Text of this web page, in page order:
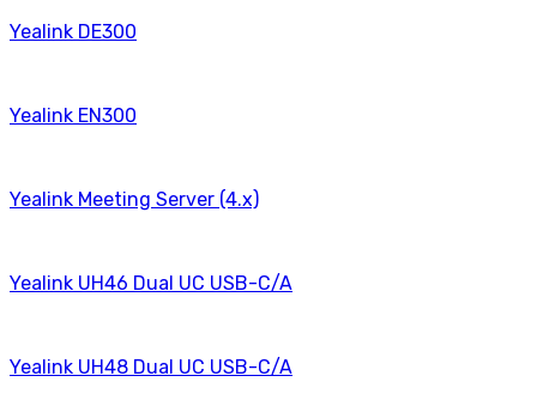
Yealink DE300
Yealink EN300
Yealink Meeting Server (4.x)
Yealink UH46 Dual UC USB-C/A
Yealink UH48 Dual UC USB-C/A